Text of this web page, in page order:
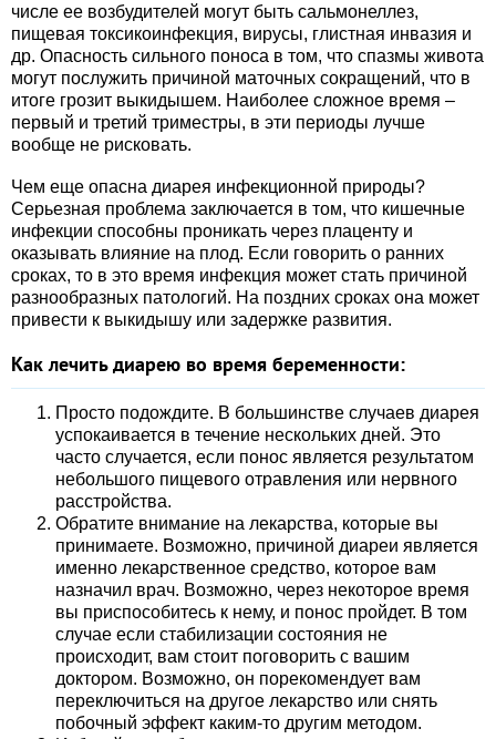
числе ее возбудителей могут быть сальмонеллез,
пищевая токсикоинфекция, вирусы, глистная инвазия и
др. Опасность сильного поноса в том, что спазмы живота
могут послужить причиной маточных сокращений, что в
итоге грозит выкидышем. Наиболее сложное время –
первый и третий триместры, в эти периоды лучше
вообще не рисковать.
Чем еще опасна диарея инфекционной природы?
Серьезная проблема заключается в том, что кишечные
инфекции способны проникать через плаценту и
оказывать влияние на плод. Если говорить о ранних
сроках, то в это время инфекция может стать причиной
разнообразных патологий. На поздних сроках она может
привести к выкидышу или задержке развития.
Как лечить диарею во время беременности:
Просто подождите. В большинстве случаев диарея
успокаивается в течение нескольких дней. Это
часто случается, если понос является результатом
небольшого пищевого отравления или нервного
расстройства.
Обратите внимание на лекарства, которые вы
принимаете. Возможно, причиной диареи является
именно лекарственное средство, которое вам
назначил врач. Возможно, через некоторое время
вы приспособитесь к нему, и понос пройдет. В том
случае если стабилизации состояния не
происходит, вам стоит поговорить с вашим
доктором. Возможно, он порекомендует вам
переключиться на другое лекарство или снять
побочный эффект каким-то другим методом.